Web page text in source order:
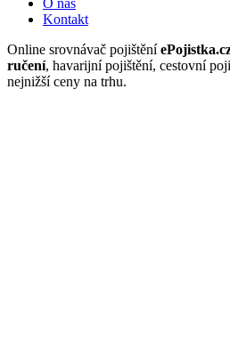
O nás
Kontakt
Online srovnávač pojištění
ručení, havarijní pojištění, cestovní
nejnižší ceny na trhu.